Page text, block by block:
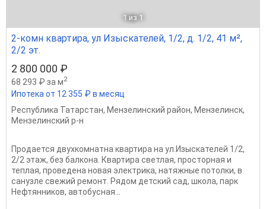
1 из 1
2-комн квартира, ул Изыскателей, 1/2, д. 1/2, 41 м²,
2/2 эт.
2 800 000 ₽
68 293 ₽ за м2
Ипотека от 12 355 ₽ в месяц
Республика Татарстан, Мензелинский район, Мензелинск,
Мензелинский р-н
Продается двухкомнатна квартира на ул.Изыскателей 1/2,
2/2 этаж, без балкона. Квартира светлая, просторная и
теплая, проведена новая электрика, натяжные потолки, в
санузле свежий ремонт. Рядом детский сад, школа, парк
Нефтянников, автобусная...